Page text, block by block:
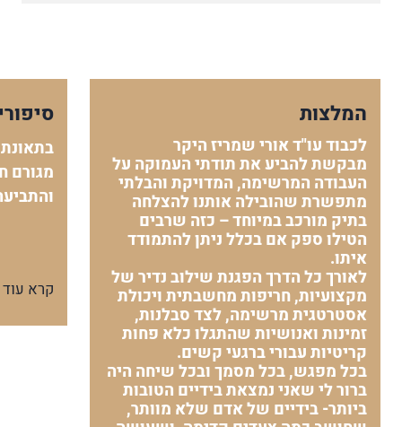
המלצות
לכבוד עו"ד אורי שמריז היקר
מבקשת להביע את תודתי העמוקה על
העבודה המרשימה, המדויקת והבלתי
מתפשרת שהובילה אותנו להצלחה
בתיק מורכב במיוחד – כזה שרבים
הטילו ספק אם בכלל ניתן להתמודד
איתו.
לאורך כל הדרך הפגנת שילוב נדיר של
מקצועיות, חריפות מחשבתית ויכולת
אסטרטגית מרשימה, לצד סבלנות,
זמינות ואנושיות שהתגלו כלא פחות
קריטיות עבורי ברגעי קשים.
בכל מפגש, בכל מסמך ובכל שיחה היה
ברור לי שאני נמצאת בידיים הטובות
ביותר- בידיים של אדם שלא מוותר,
מגורם
קרא עוד